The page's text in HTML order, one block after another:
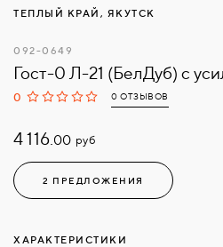
ТЕПЛЫЙ КРАЙ, ЯКУТСК
092-0649
Гост-0 Л-21 (БелДуб) с
0 0 ОТЗЫВОВ
4 116.00 руб
2 ПРЕДЛОЖЕНИЯ
ХАРАКТЕРИСТИКИ